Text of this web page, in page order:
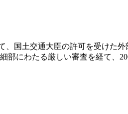
国土交通大臣の許可を受けた
部にわたる厳しい審査を経て、